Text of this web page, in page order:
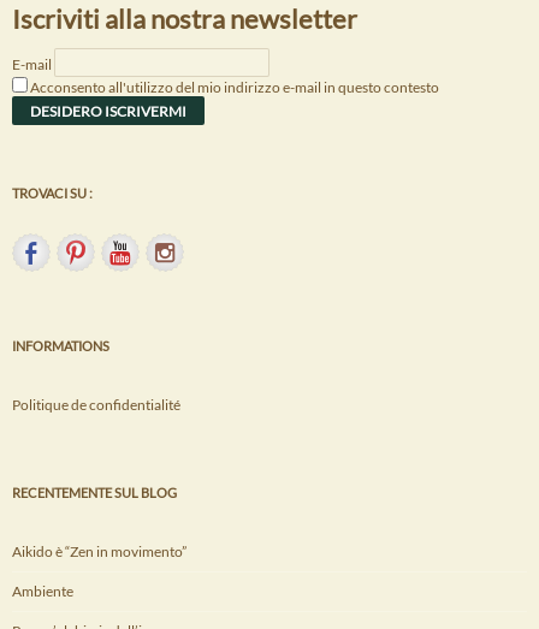
Iscriviti alla nostra newsletter
E-mail
Acconsento all'utilizzo del mio indirizzo e-mail in questo contesto
TROVACI SU :
INFORMATIONS
Politique de confidentialité
RECENTEMENTE SUL BLOG
Aikido è “Zen in movimento”
Ambiente